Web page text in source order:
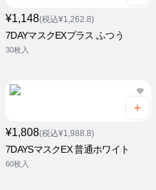
¥1,148(税込¥1,262.8)
7DAYマスクEXプラス ふつう
30枚入
¥1,808(税込¥1,988.8)
7DAYSマスクEX 普通ホワイト
60枚入